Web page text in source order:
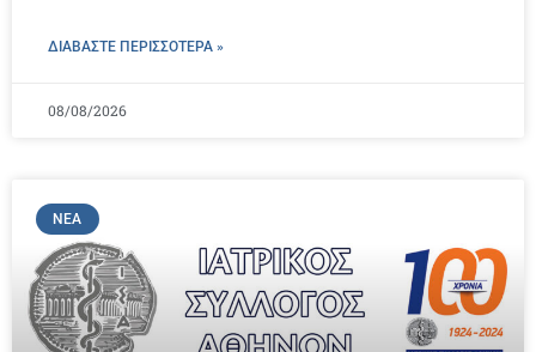
ΔΙΑΒΑΣΤΕ ΠΕΡΙΣΣΌΤΕΡΑ »
08/08/2026
ΝΈΑ